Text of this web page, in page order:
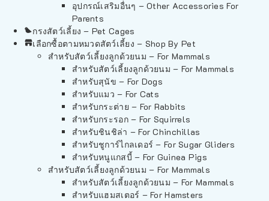
อุปกรณ์เสริมอื่นๆ – Other Accessories For
Parents
กรงสัตว์เลี้ยง – Pet Cages
เลือกซื้อตามหมวดสัตว์เลี้ยง – Shop By Pet
สำหรับสัตว์เลี้ยงลูกด้วยนม – For Mammals
สำหรับสัตว์เลี้ยงลูกด้วยนม – For Mammals
สำหรับสุนัข – For Dogs
สำหรับแมว – For Cats
สำหรับกระต่าย – For Rabbits
สำหรับกระรอก – For Squirrels
สำหรับชินชิล่า – For Chinchillas
สำหรับชูการ์ไกลเดอร์ – For Sugar Gliders
สำหรับหนูแกสบี้ – For Guinea Pigs
สำหรับสัตว์เลี้ยงลูกด้วยนม – For Mammals
สำหรับสัตว์เลี้ยงลูกด้วยนม – For Mammals
สำหรับแฮมสเตอร์ – For Hamsters